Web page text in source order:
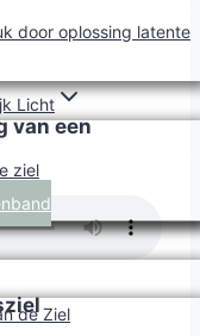
door oplossing latente
Licht
ziel
de Ziel
van een